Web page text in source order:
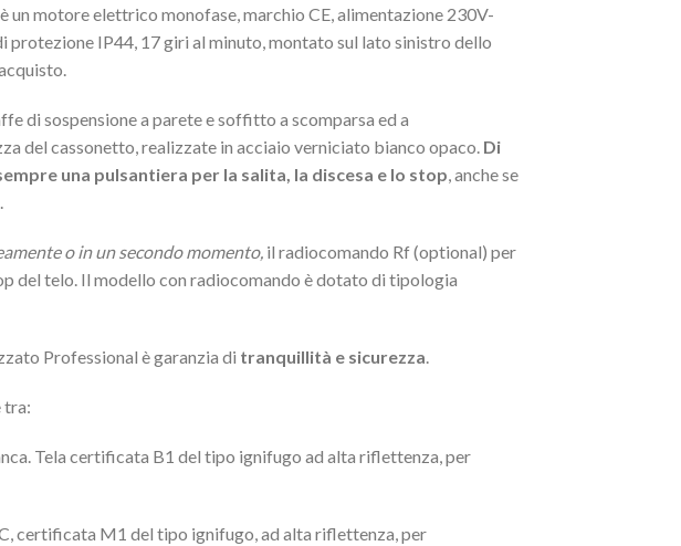
è un motore elettrico monofase, marchio CE, alimentazione 230V-
protezione IP44, 17 giri al minuto, montato sul lato sinistro dello
di sospensione a parete e soffitto a scomparsa ed a
del cassonetto, realizzate in acciaio verniciato bianco opaco. Di
una pulsantiera per la salita, la discesa e lo stop, anche se
o in un secondo momento, il radiocomando Rf (optional) per
del telo. Il modello con radiocomando è dotato di tipologia
Professional è garanzia di tranquillità e sicurezza.
tra:
Tela certificata B1 del tipo ignifugo ad alta riflettenza, per
certificata M1 del tipo ignifugo, ad alta riflettenza, per